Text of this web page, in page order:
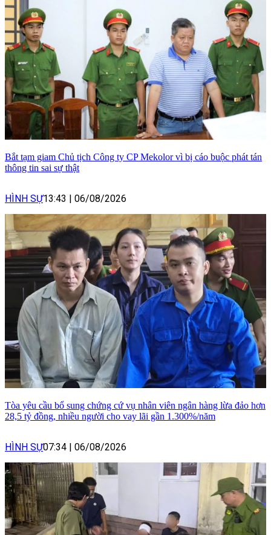
Bắt tạm giam Chủ tịch Công ty CP Mekolor vì bị cáo buộc phát tán
thông tin sai sự thật
HÌNH SỰ13:43 | 06/08/2026
Tòa yêu cầu bổ sung chứng cứ vụ nhân viên ngân hàng lừa đảo hơn
28,5 tỷ đồng, nhiều người cho vay lãi gần 1.300%/năm
HÌNH SỰ07:34 | 06/08/2026